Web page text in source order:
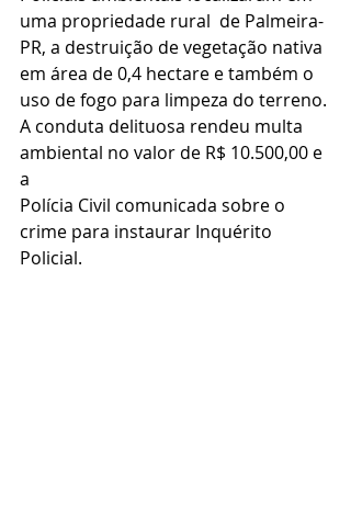
uma propriedade rural  de Palmeira-
PR, a destruição de vegetação nativa
em área de 0,4 hectare e também o
uso de fogo para limpeza do terreno.
A conduta delituosa rendeu multa
ambiental no valor de R$ 10.500,00 e
a
Polícia Civil comunicada sobre o
crime para instaurar Inquérito
Policial.